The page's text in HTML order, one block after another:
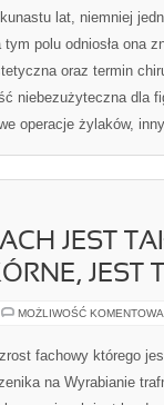
lat, niemniej
tym polu odniosła ona
oraz termin
niebezużyteczna dla
operacje żylaków,
JEST
JEST
MOŻLIWOŚĆ
fachowy którego
na Wyrabianie